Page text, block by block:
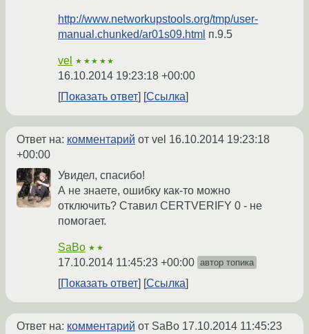
http://www.networkupstools.org/tmp/user-
manual.chunked/ar01s09.html п.9.5
vel ★★★★★
16.10.2014 19:23:18 +00:00
Показать ответ
Ссылка
Ответ на: комментарий от vel 16.10.2014 19:23:18
+00:00
Увидел, спасибо!
А не знаете, ошибку как-то можно
отключить? Ставил CERTVERIFY 0 - не
помогает.
SaBo ★★
17.10.2014 11:45:23 +00:00 автор топика
Показать ответ Ссылка
Ответ на: комментарий от SaBo 17.10.2014 11:45:23